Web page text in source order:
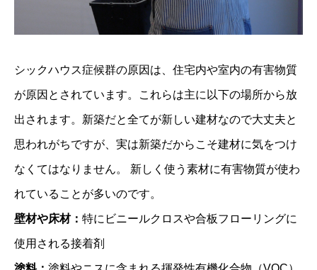
シックハウス症候群の原因は、住宅内や室内の有害物質
が原因とされています。これらは主に以下の場所から放
出されます。新築だと全てが新しい建材なので大丈夫と
思われがちですが、実は新築だからこそ建材に気をつけ
なくてはなりません。 新しく使う素材に有害物質が使わ
れていることが多いのです。
壁材や床材： 特にビニールクロスや合板フローリングに
使用される接着剤